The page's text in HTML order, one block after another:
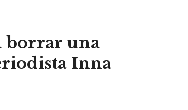
borrar una
Inna